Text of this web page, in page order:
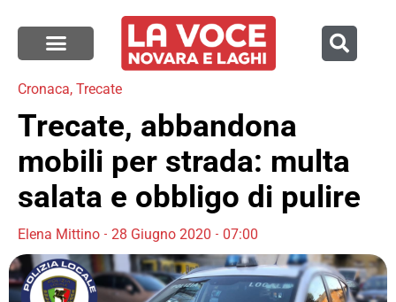
Cronaca, Trecate
Trecate, abbandona
mobili per strada: multa
salata e obbligo di pulire
Elena Mittino 28 Giugno 2020 07:00